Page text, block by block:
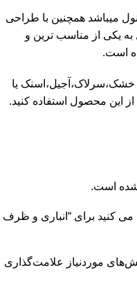
میباشد همچنین با طراحی
به یکی از مناسب ترین و
است.
خشک،سرلاک،آجیل،اسنک یا
این محصول استفاده کنید.
است.
می کنید برای “انباری و ظرف
موردنیاز علامت‌گذاری